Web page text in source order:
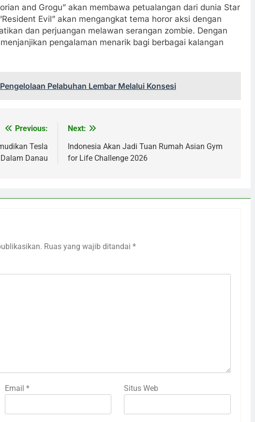
and Grogu” akan membawa petualangan dari dunia Star
Evil” akan mengangkat tema horor aksi dengan
dan perjuangan melawan serangan zombie. Dengan
pengalaman menarik bagi berbagai kalangan
Pelabuhan Lembar Melalui Konsesi
Previous:
Tesla
Danau
Next:
Indonesia Akan Jadi Tuan Rumah Asian Gym
for Life Challenge 2026
Ruas yang wajib ditandai *
Email * Situs Web